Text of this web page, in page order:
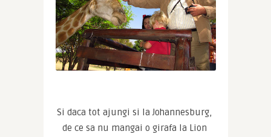
Si daca tot ajungi si la Johannesburg,
de ce sa nu mangai o girafa la Lion